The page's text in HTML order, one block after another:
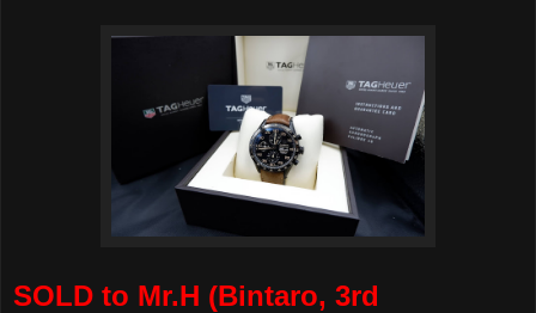
SOLD to Mr.H (Bintaro, 3rd